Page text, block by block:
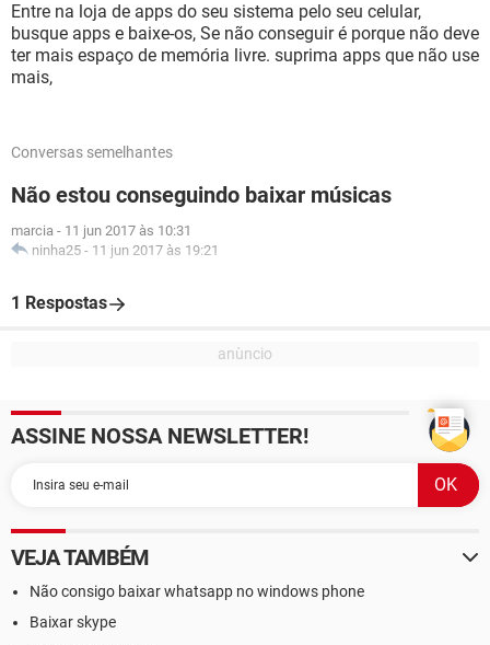
Entre na loja de apps do seu sistema pelo seu celular,
busque apps e baixe-os, Se não conseguir é porque não deve
ter mais espaço de memória livre. suprima apps que não use
mais,
Conversas semelhantes
Não estou conseguindo baixar músicas
marcia - 11 jun 2017 às 10:31
ninha25 - 11 jun 2017 às 19:21
1 Respostas
ASSINE NOSSA NEWSLETTER!
VEJA TAMBÉM
Não consigo baixar whatsapp no windows phone
Baixar skype